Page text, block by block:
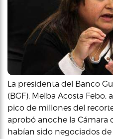
La presidenta del Banco
(BGF), Melba Acosta
pico de millones del
aprobó anoche la Cámara
habían sido negociados